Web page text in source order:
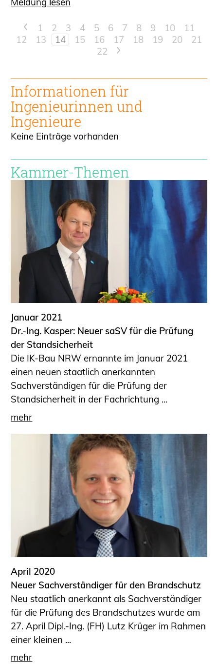
< 1 2 3 4 5 6 7 8 9 10
11
12
13 14 15 16 17 18 19 20
21
22
>
Informationen für
Ingenieurinnen und
Ingenieure
Keine Einträge vorhanden
Kammer-Themen
Januar 2021
Dr.-Ing. Kasper: Neuer saSV für die Prüfung
der Standsicherheit
Die IK-Bau NRW ernannte im Januar 2021
einen neuen staatlich anerkannten
Sachverständigen für die Prüfung der
Standsicherheit in der Fachrichtung ...
mehr
April 2020
Neuer Sachverständiger für den Brandschutz
Neu staatlich anerkannt als Sachverständiger
für die Prüfung des Brandschutzes wurde am
27. April Dipl.-Ing. (FH) Lutz Krüger im Rahmen
einer kleinen ...
mehr